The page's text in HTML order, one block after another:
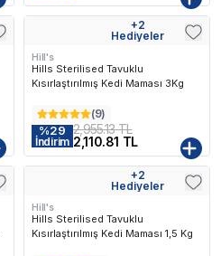
+2
Hediyeler
Hill's
Hills Sterilised Tavuklu
Kısırlaştırılmış Kedi Maması 3Kg
(9)
%29
İndirim
2,955.13 TL
2,110.81 TL
En Çok Favorilenen
+2
Hediyeler
Hill's
Hills Sterilised Tavuklu
Kısırlaştırılmış Kedi Maması 1,5 Kg